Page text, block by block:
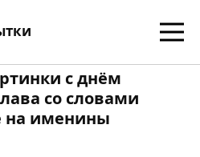
с днём
со словами
на именины